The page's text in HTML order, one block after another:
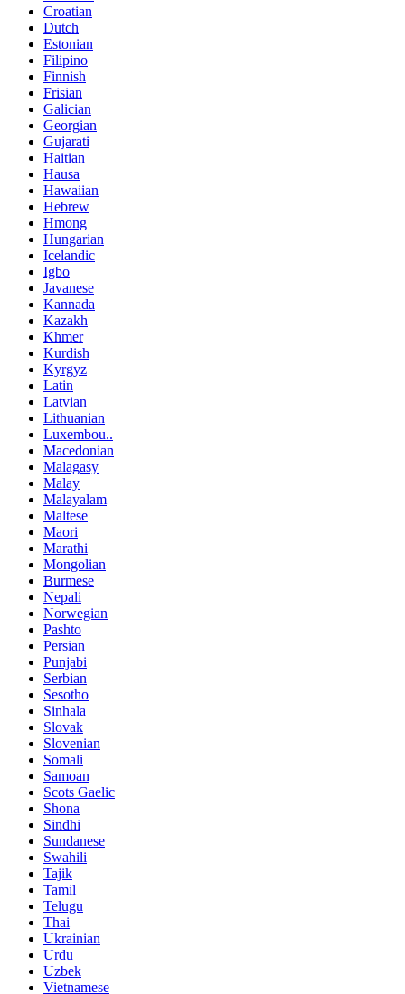
Croatian
Dutch
Estonian
Filipino
Finnish
Frisian
Galician
Georgian
Gujarati
Haitian
Hausa
Hawaiian
Hebrew
Hmong
Hungarian
Icelandic
Igbo
Javanese
Kannada
Kazakh
Khmer
Kurdish
Kyrgyz
Latin
Latvian
Lithuanian
Luxembou..
Macedonian
Malagasy
Malay
Malayalam
Maltese
Maori
Marathi
Mongolian
Burmese
Nepali
Norwegian
Pashto
Persian
Punjabi
Serbian
Sesotho
Sinhala
Slovak
Slovenian
Somali
Samoan
Scots Gaelic
Shona
Sindhi
Sundanese
Swahili
Tajik
Tamil
Telugu
Thai
Ukrainian
Urdu
Uzbek
Vietnamese